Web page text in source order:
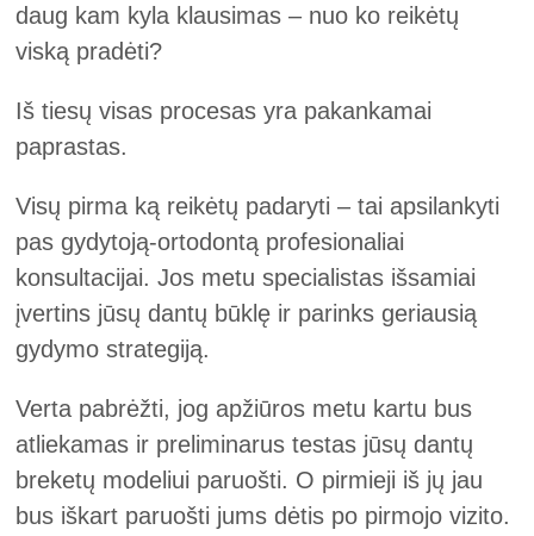
daug kam kyla klausimas – nuo ko reikėtų
viską pradėti?
Iš tiesų visas procesas yra pakankamai
paprastas.
Visų pirma ką reikėtų padaryti – tai apsilankyti
pas gydytoją-ortodontą profesionaliai
konsultacijai. Jos metu specialistas išsamiai
įvertins jūsų dantų būklę ir parinks geriausią
gydymo strategiją.
Verta pabrėžti, jog apžiūros metu kartu bus
atliekamas ir preliminarus testas jūsų dantų
breketų modeliui paruošti. O pirmieji iš jų jau
bus iškart paruošti jums dėtis po pirmojo vizito.